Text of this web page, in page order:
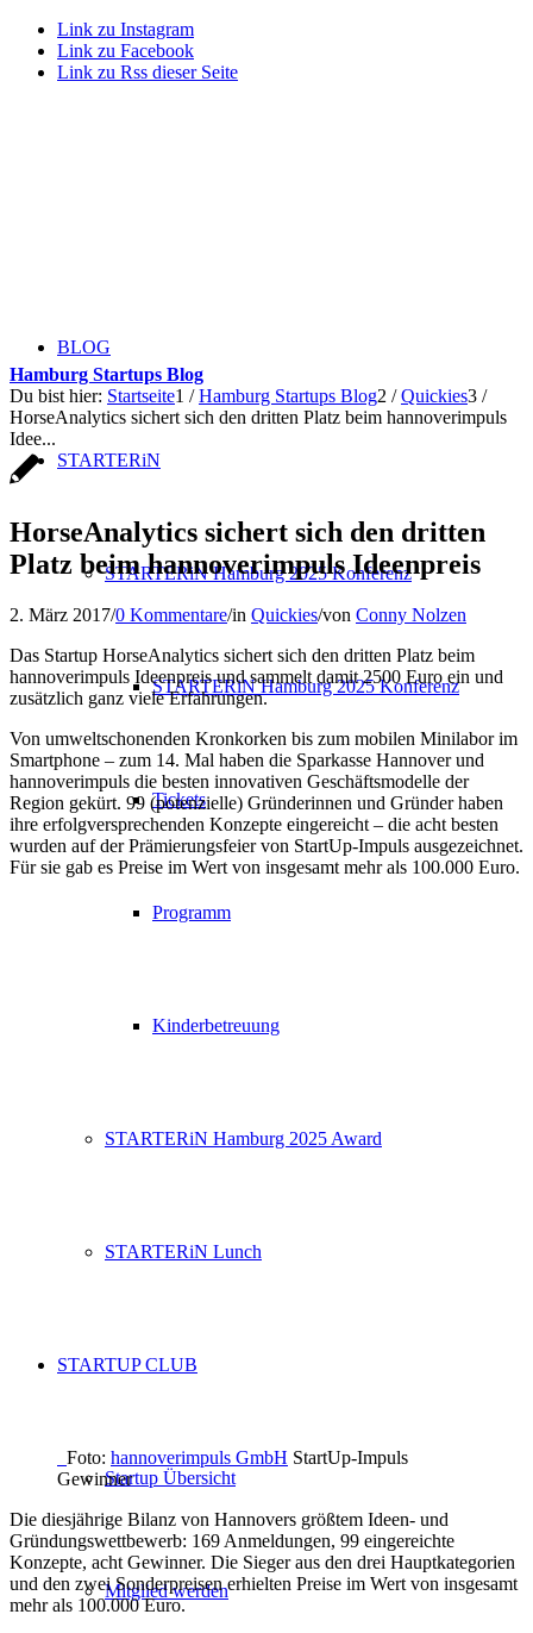
Link zu Instagram
Link zu Facebook
Link zu Rss dieser Seite
BLOG
STARTERiN
STARTERiN Hamburg 2025 Konferenz
STARTERiN Hamburg 2025 Konferenz
Tickets
Programm
Kinderbetreuung
STARTERiN Hamburg 2025 Award
STARTERiN Lunch
STARTUP CLUB
Startup Übersicht
Mitglied werden
Hamburg Startups Blog
Du bist hier: Startseite1 / Hamburg Startups Blog2 / Quickies3 /
HorseAnalytics sichert sich den dritten Platz beim hannoverimpuls
Idee...
HorseAnalytics sichert sich den dritten
Platz beim hannoverimpuls Ideenpreis
2. März 2017/0 Kommentare/in Quickies/von Conny Nolzen
Das Startup HorseAnalytics sichert sich den dritten Platz beim
hannoverimpuls Ideenpreis und sammelt damit 2500 Euro ein und
zusätzlich ganz viele Erfahrungen.
Von umweltschonenden Kronkorken bis zum mobilen Minilabor im
Smartphone – zum 14. Mal haben die Sparkasse Hannover und
hannoverimpuls die besten innovativen Geschäftsmodelle der
Region gekürt. 99 (potenzielle) Gründerinnen und Gründer haben
ihre erfolgversprechenden Konzepte eingereicht – die acht besten
wurden auf der Prämierungsfeier von StartUp-Impuls ausgezeichnet.
Für sie gab es Preise im Wert von insgesamt mehr als 100.000 Euro.
Foto: hannoverimpuls GmbH StartUp-Impuls
Gewinner
Die diesjährige Bilanz von Hannovers größtem Ideen- und
Gründungswettbewerb: 169 Anmeldungen, 99 eingereichte
Konzepte, acht Gewinner. Die Sieger aus den drei Hauptkategorien
und den zwei Sonderpreisen erhielten Preise im Wert von insgesamt
mehr als 100.000 Euro.